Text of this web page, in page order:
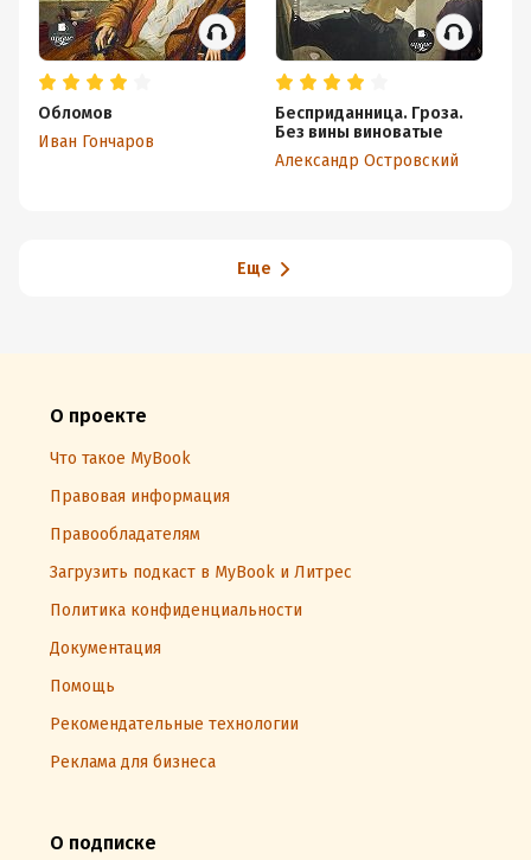
Обломов
Иван Гончаров
Бесприданница. Гроза.
Без вины виноватые
Александр Островский
Еще
О проекте
Что такое MyBook
Правовая информация
Правообладателям
Загрузить подкаст в MyBook и Литрес
Политика конфиденциальности
Документация
Помощь
Рекомендательные технологии
Реклама для бизнеса
О подписке